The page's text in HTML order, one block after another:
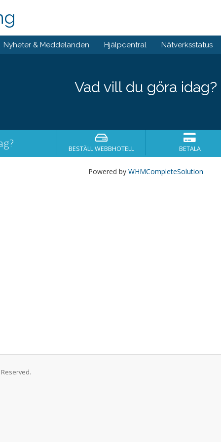
Nyheter & Meddelanden Hjälpcentral Nätverksstatus
Vad vill du göra idag?
BESTÄLL WEBBHOTELL BETALA
Powered by WHMCompleteSolution